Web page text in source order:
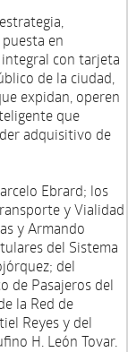
en
con tarjeta
de la ciudad,
expidan, operen
que
adquisitivo de
Ebrard; los
y Vialidad
y Armando
del Sistema
del
de Pasajeros del
la Red de
Reyes y del
H. León Tovar.